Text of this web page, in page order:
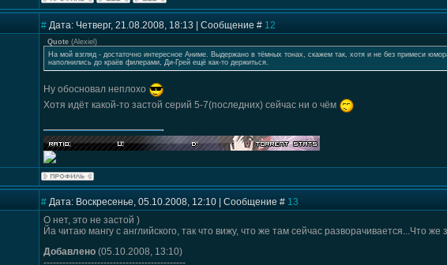
# Дата: Четверг, 21.08.2008, 18:13 | Сообщение # 12
Quote (Alexiel )
На мой взгляд - достаточно интересное Аниме. Выдержано в тёмных тонах, скажем так, хотя и не без примеси
наполнились до краёв филерами, Ди-Грей ещё как-то держиться.
Ну обосновал неплохо
Хотя идёт какой-то застой серий 5-7(последних) сейчас ни о чём
# Дата: Воскресенье, 05.10.2008, 12:10 | Сообщение # 13
О нет, это не застой )
Йа читаю мангу с английского, так что вижу, что же там сейчас разворачивается...Что
Добавлено (05.10.2008, 13:10)
---------------------------------------------